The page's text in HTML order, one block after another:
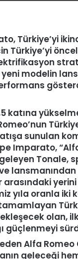
Türkiye’yi
in Türkiye’yi ö
modelin
katına
’nun
sunulan
Imparato,“
Tonale,
yerini
yıla oranla iki
olan,
güçlenmeyi
Alfa Romeo
geleceği